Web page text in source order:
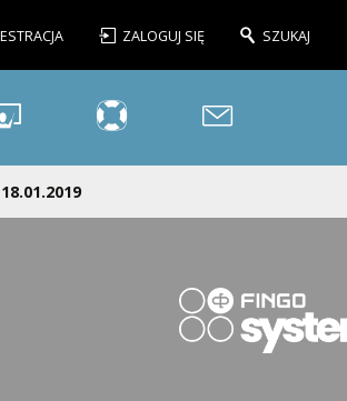
ZALOGUJ SIĘ SZUKAJ